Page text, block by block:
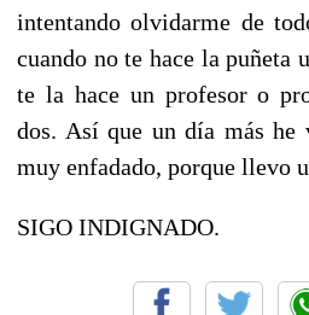
intentando olvidarme de
cuando no te hace la puñeta
te la hace un profesor o
dos. Así que un día más he
muy enfadado, porque llevo
SIGO INDIGNADO.